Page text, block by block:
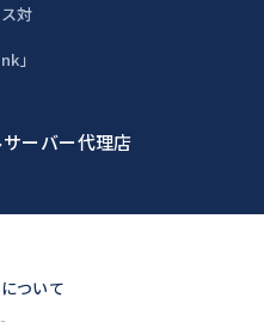
対
」
ーバー代理店
ついて